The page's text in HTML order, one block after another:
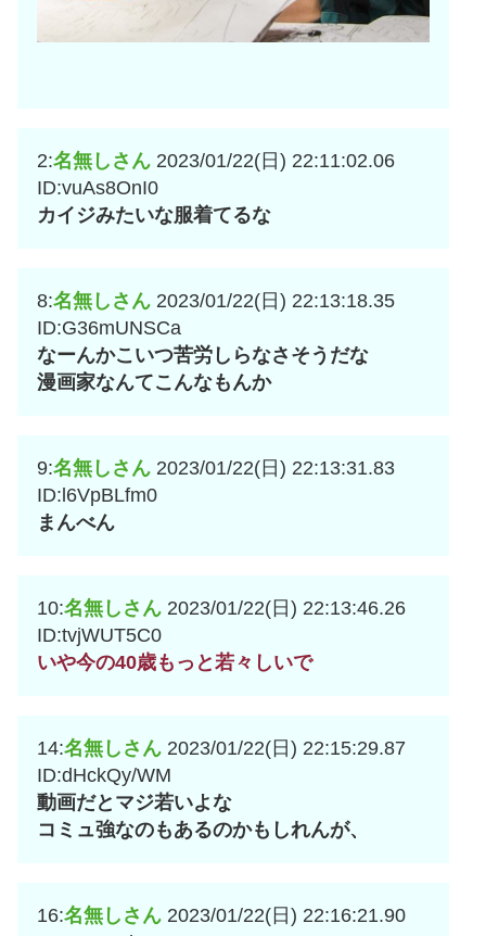
2:名無しさん 2023/01/22(日) 22:11:02.06
ID:vuAs8OnI0
カイジみたいな服着てるな
8:名無しさん 2023/01/22(日) 22:13:18.35
ID:G36mUNSCa
なーんかこいつ苦労しらなさそうだな
漫画家なんてこんなもんか
9:名無しさん 2023/01/22(日) 22:13:31.83
ID:l6VpBLfm0
まんべん
10:名無しさん 2023/01/22(日) 22:13:46.26
ID:tvjWUT5C0
いや今の40歳もっと若々しいで
14:名無しさん 2023/01/22(日) 22:15:29.87
ID:dHckQy/WM
動画だとマジ若いよな
コミュ強なのもあるのかもしれんが、
16:名無しさん 2023/01/22(日) 22:16:21.90